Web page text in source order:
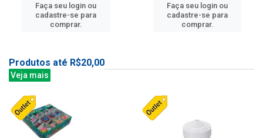
Faça seu login ou
cadastre-se para
comprar.
Faça seu login ou
cadastre-se para
comprar.
Produtos até R$20,00
Veja mais